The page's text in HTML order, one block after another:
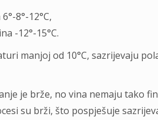
8°-12°C,
-12°-15°C.
manjoj od 10°C, sazrijevaju
je brže, no vina nemaju tako
su brži, što pospješuje